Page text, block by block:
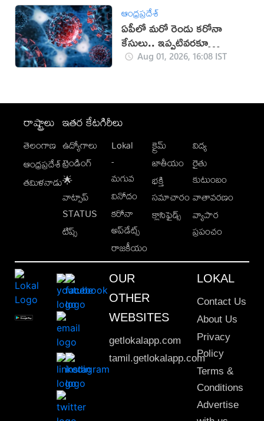
ఆంధ్రప్రదేశ్
ఏపీలో మరో రెండు కరోనా
కేసులు.. ఇప్పటివరకూ
ఎన్నంటే?
Aug 01, 2026, 16:08 IST
రాష్ట్రాలు
తెలంగాణ
ఆంధ్రప్రదేశ్
తమిళనాడు
ఇతర కేటగిరీలు
ఉద్యోగాలు
ట్రెండింగ్
🌟
వాట్సాప్
STATUS
టిప్స్
Lokal
-
మగువ
వినోదం
కరోనా
అప్‌డేట్స్
రాజకీయం
క్రైమ్
జాతీయం
భక్తి
సమాచారం
క్లాసిఫైడ్స్
విద్య
రైతు
కుటుంబం
వాతావరణం
వ్యాపార
ప్రపంచం
OUR
OTHER
WEBSITES
getlokalapp.com
tamil.getlokalapp.com
LOKAL
Contact Us
About Us
Privacy
Policy
Terms &
Conditions
Advertise